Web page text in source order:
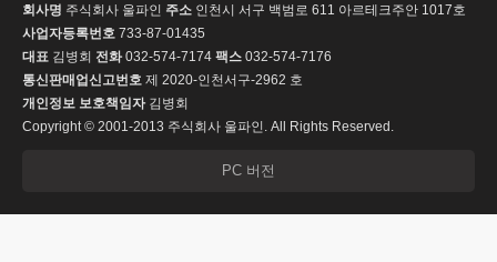
회사명 주식회사 울파인 주소 인천시 서구 백범로 611 아르테크주안 1017호
사업자등록번호 733-87-01435
대표 김병회 전화032-574-7174 팩스 032-574-7176
통신판매업신고번호 제 2020-인천서구-2962 호
개인정보 보호책임자김병회
Copyright © 2001-2013 주식회사 울파인. All Rights Reserved.
PC 버전